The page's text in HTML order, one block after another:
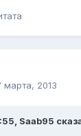
марта, 2013
Saab95